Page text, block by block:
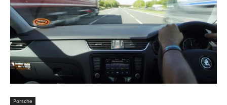
Porsche